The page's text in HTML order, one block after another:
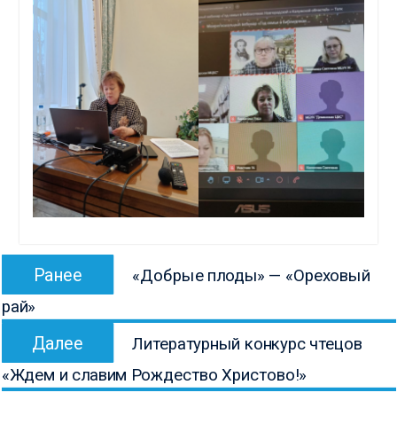
Навигация
записям
Ранее Предыдущая
запись:
«Добрые плоды» — «Ореховый
рай»
Далее
запись:
Литературный конкурс чтецов
«Ждем и славим Рождество Христово!»